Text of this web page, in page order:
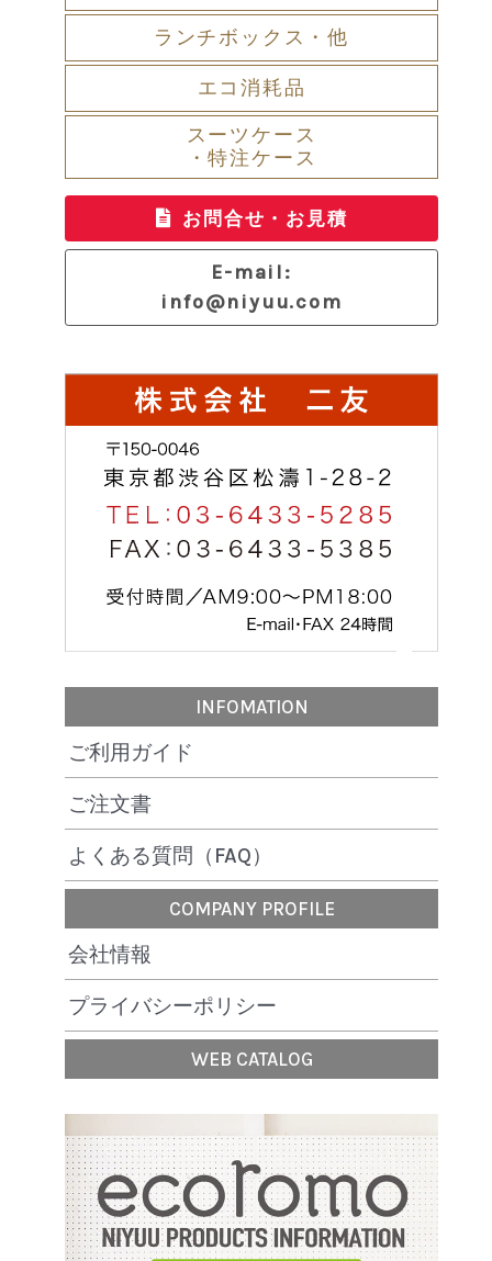
ランチボックス・他
エコ消耗品
スーツケース
・特注ケース
お問合せ・お見積
E-mail:
info@niyuu.com
INFOMATION
ご利用ガイド
ご注文書
よくある質問（FAQ）
COMPANY PROFILE
会社情報
プライバシーポリシー
WEB CATALOG